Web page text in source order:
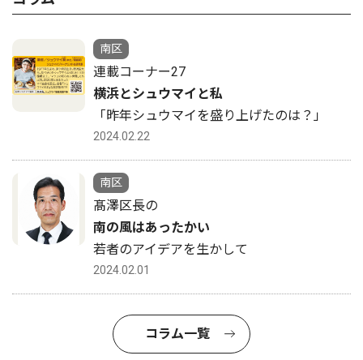
南区
連載コーナー27
横浜とシュウマイと私
「昨年シュウマイを盛り上げたのは？」
2024.02.22
南区
髙澤区長の
南の風はあったかい
若者のアイデアを生かして
2024.02.01
コラム一覧